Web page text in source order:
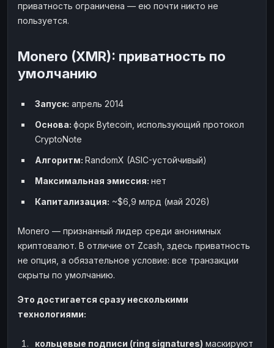
приватность ограничена — ею почти никто не
пользуется.
Monero (XMR): приватность по
умолчанию
Запуск: апрель 2014
Основа: форк Bytecoin, использующий протокол
CryptoNote
Алгоритм: RandomX (ASIC-устойчивый)
Максимальная эмиссия: нет
Капитализация: ~$6,9 млрд (май 2026)
Monero — признанный лидер среди анонимных
криптовалют. В отличие от Zcash, здесь приватность
не опция, а обязательное условие: все транзакции
скрыты по умолчанию.
Это достигается сразу несколькими
технологиями:
кольцевые подписи (ring signatures) маскируют